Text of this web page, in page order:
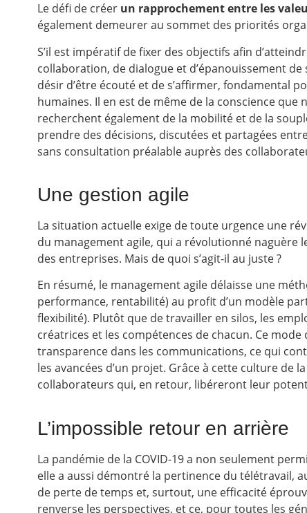
Le défi de créer un rapprochement entre les
également demeurer au sommet des priorités
S’il est impératif de fixer des objectifs afin
collaboration, de dialogue et d’épanouissement
désir d’être écouté et de s’affirmer, fondamental
humaines. Il en est de même de la conscience
recherchent également de la mobilité et de la
prendre des décisions, discutées et partagées
sans consultation préalable auprès des
Une gestion agile
La situation actuelle exige de toute urgence une
du management agile, qui a révolutionné
des entreprises. Mais de quoi s’agit-il au juste ?
En résumé, le management agile délaisse une
performance, rentabilité) au profit d’un modèle
flexibilité). Plutôt que de travailler en silos, les
créatrices et les compétences de chacun. Ce
transparence dans les communications, ce qui
les avancées d’un projet. Grâce à cette culture de
collaborateurs qui, en retour, libéreront leur
L’impossible retour en arrière
La pandémie de la COVID-19 a non seulement
elle a aussi démontré la pertinence du télétravail,
de perte de temps et, surtout, une efficacité
renverse les perspectives, et ce, pour toutes les